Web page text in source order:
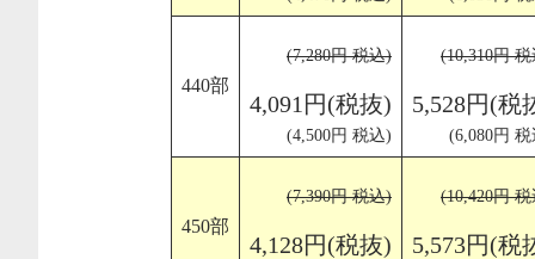
440部
(7,280円 税込)
4,091円(税抜)
(4,500円 税込)
(10,310円
5,528円(税
(6,080円
450部
(7,390円 税込)
4,128円(税抜)
(10,420円
5,573円(税